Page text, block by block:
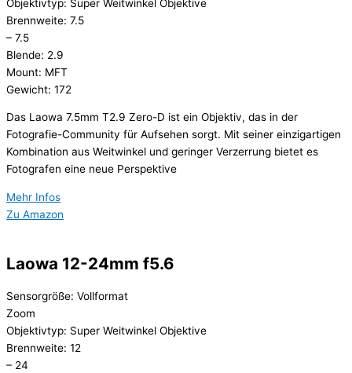
Objektivtyp: Super Weitwinkel Objektive
Brennweite: 7.5
– 7.5
Blende: 2.9
Mount: MFT
Gewicht: 172
Das Laowa 7.5mm T2.9 Zero-D ist ein Objektiv, das in der
Fotografie-Community für Aufsehen sorgt. Mit seiner einzigartigen
Kombination aus Weitwinkel und geringer Verzerrung bietet es
Fotografen eine neue Perspektive
Mehr Infos
Zu Amazon
Laowa 12-24mm f5.6
Sensorgröße: Vollformat
Zoom
Objektivtyp: Super Weitwinkel Objektive
Brennweite: 12
– 24